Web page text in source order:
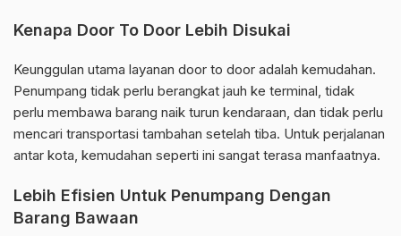
Kenapa Door To Door Lebih Disukai
Keunggulan utama layanan door to door adalah kemudahan.
Penumpang tidak perlu berangkat jauh ke terminal, tidak
perlu membawa barang naik turun kendaraan, dan tidak perlu
mencari transportasi tambahan setelah tiba. Untuk perjalanan
antar kota, kemudahan seperti ini sangat terasa manfaatnya.
Lebih Efisien Untuk Penumpang Dengan
Barang Bawaan